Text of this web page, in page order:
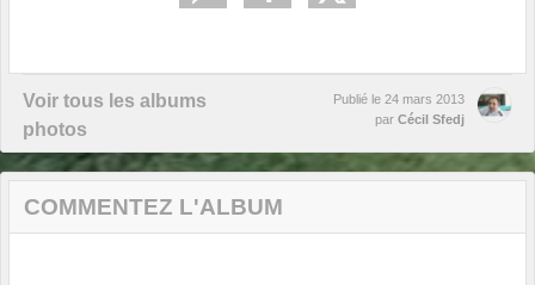
Voir tous les albums
photos
Publié le 24 mars 2013
par Cécil Sfedj
COMMENTEZ L'ALBUM